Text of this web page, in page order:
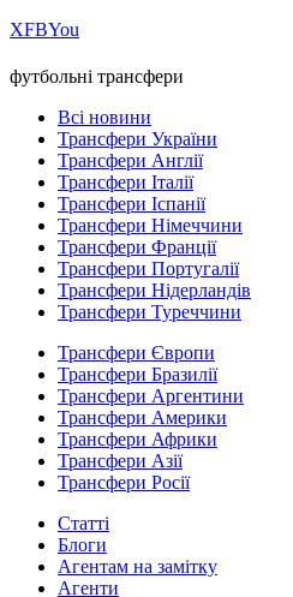
ХFBYou
футбольні трансфери
Всі новини
Трансфери України
Трансфери Англії
Трансфери Італії
Трансфери Іспанії
Трансфери Німеччини
Трансфери Франції
Трансфери Португалії
Трансфери Нідерландів
Трансфери Туреччини
Трансфери Європи
Трансфери Бразилії
Трансфери Аргентини
Трансфери Америки
Трансфери Африки
Трансфери Азії
Трансфери Росії
Статті
Блоги
Агентам на замітку
Агенти